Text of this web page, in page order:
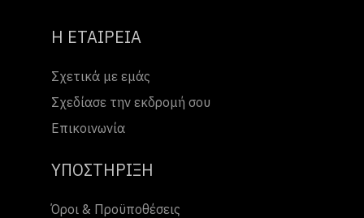
Η ΕΤΑΙΡΕΙΑ
Σχετικά με εμάς
Σχεδίασε την εκδρομή σου
Επικοινωνία
ΥΠΟΣΤΗΡΙΞΗ
Όροι & Προϋποθέσεις